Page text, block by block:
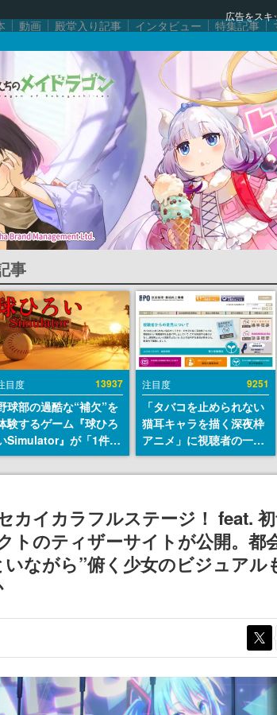
広告をスキ
動画 殿堂入り記事 インタビュー 特集記事
事
目度 13937
球部の過酷な“補欠”を
験するゲーム『球ひろ
Simulator』が「1件」
ウィッシュリストをも
にチェコ語に対応し
コのプロ野球選手から
賛の声
注目度 9251
「タバコを止められない
猫耳キャラを描く深夜枠
アニメ」に視聴者の一部
から批判意見。違法薬物
の使用と思しき描写も含
カイカラフルステージ！ feat.
トのティザーサイトが公開。都
ながら”俯く少女のビジュアル